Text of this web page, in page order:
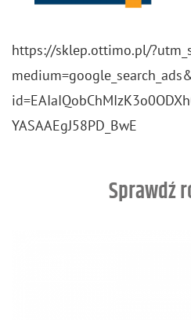
https://​sklep.​ottimo.​pl/
YASA​AEgJ​58PD​_​BwE
Sprawdź